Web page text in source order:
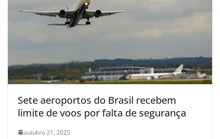
Sete aeroportos do Brasil recebem
limite de voos por falta de segurança
outubro 21, 2025